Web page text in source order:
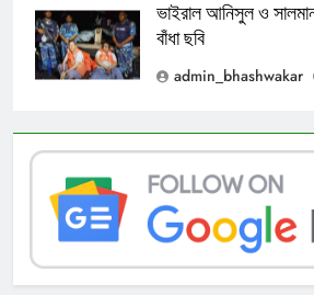
ভাইরাল আনিসুল ও
বাঁধা ছবি
admin_bhashwakar